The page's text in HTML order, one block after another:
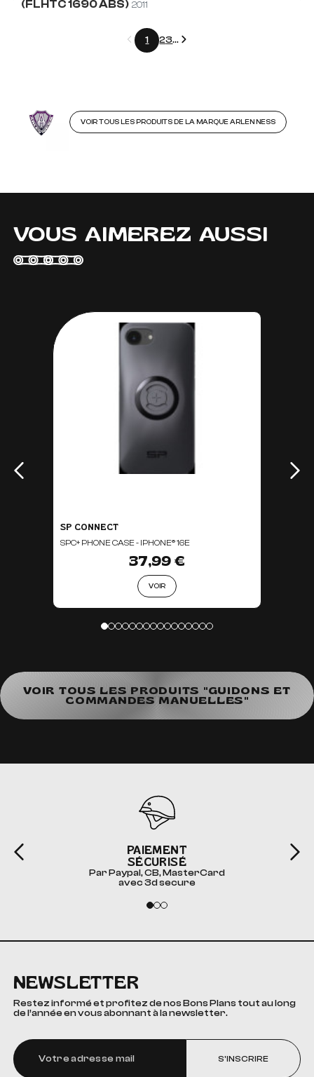
(FLHTC 1690 ABS) 2011
Précédent
1 23... Suivant
VOIR TOUS LES PRODUITS DE LA MARQUE ARLEN NESS
VOUS AIMEREZ AUSSI
SP CONNECT
SPC+ PHONE CASE - IPHONE® 16E
37,99 €
VOIR
VOIR TOUS LES PRODUITS "GUIDONS ET
COMMANDES MANUELLES"
PAIEMENT
SÉCURISÉ
Par Paypal, CB, MasterCard
avec 3d secure
NEWSLETTER
Restez informé et profitez de nos Bons Plans tout au long
de l’année en vous abonnant à la newsletter.
S'INSCRIRE